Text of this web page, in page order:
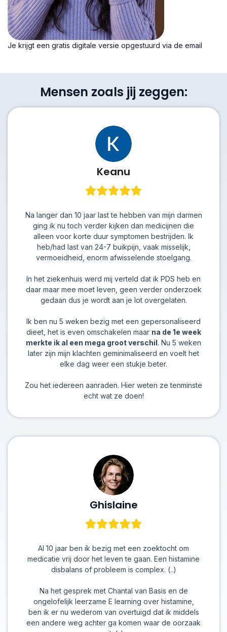
Je krijgt een gratis digitale versie opgestuurd via de email
Mensen zoals jij zeggen:
Keanu
Na langer dan 10 jaar last te hebben van mijn darmen
ging ik nu toch verder kijken dan medicijnen die
alleen voor korte duur symptomen bestrijden. Ik
heb/had last van 24-7 buikpijn, vaak misselijk,
vermoeidheid, enorm afwisselende stoelgang.
In het ziekenhuis werd mij verteld dat ik PDS heb en
daar maar mee moet leven, geen verder onderzoek
gedaan dus je wordt aan je lot overgelaten.
Ik ben nu 5 weken bezig met een gepersonaliseerd
dieet, het is even omschakelen maar na de 1e week
merkte ik al een mega groot verschil. Nu 5 weken
later zijn mijn klachten geminimaliseerd en voelt het
elke dag weer een stukje beter.
Zou het iedereen aanraden. Hier weten ze tenminste
echt wat ze doen!
Ghislaine
Al 10 jaar ben ik bezig met een zoektocht om
medicatie vrij door het leven te gaan. Een histamine
disbalans of probleem is complex. (..)
Na het gesprek met Chantal van Basis en de
ongelofelijk leerzame E learning over histamine,
ben ik er nu wederom van overtuigd dat ik middels
een andere weg achter ga komen waar de oorzaak